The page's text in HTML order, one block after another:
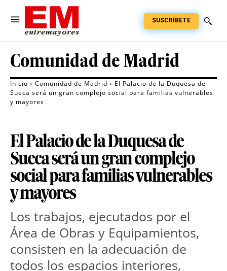
SUSCRÍBETE
Comunidad de Madrid
Inicio Comunidad de Madrid
El Palacio de la Duquesa de
Sueca será un gran complejo social para familias vulnerables
y mayores
El Palacio de la Duquesa de
Sueca será un gran complejo
social para familias vulnerables
y mayores
Los trabajos, ejecutados por el
Área de Obras y Equipamientos,
consisten en la adecuación de
todos los espacios interiores,